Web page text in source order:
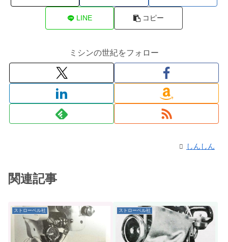
LINE コピー
ミシンの世紀をフォロー
しんしん
関連記事
ストローベル社 ストローベル社